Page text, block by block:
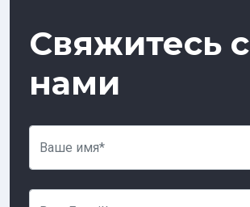
Свяжитесь с
нами